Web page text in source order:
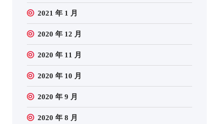
2021 年 1 月
2020 年 12 月
2020 年 11 月
2020 年 10 月
2020 年 9 月
2020 年 8 月